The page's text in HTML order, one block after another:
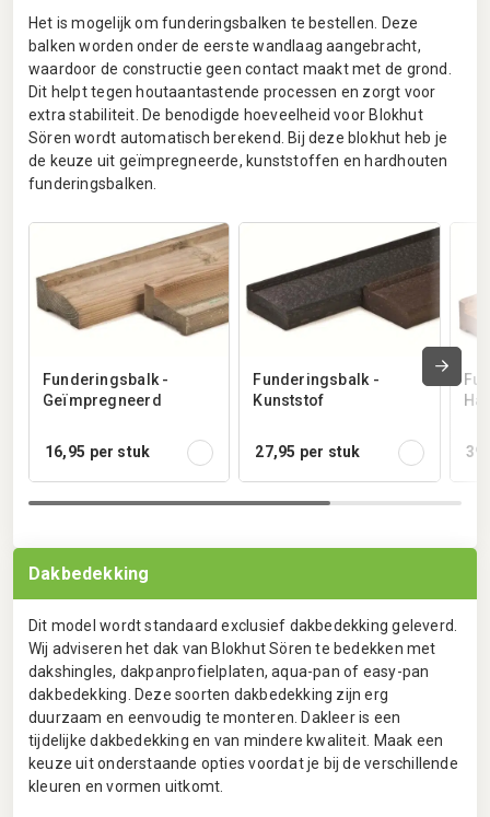
Het is mogelijk om funderingsbalken te bestellen. Deze
balken worden onder de eerste wandlaag aangebracht,
waardoor de constructie geen contact maakt met de grond.
Dit helpt tegen houtaantastende processen en zorgt voor
extra stabiliteit. De benodigde hoeveelheid voor Blokhut
Sören wordt automatisch berekend. Bij deze blokhut heb je
de keuze uit geïmpregneerde, kunststoffen en hardhouten
funderingsbalken.
Funderingsbalk -
Geïmpregneerd
16,95 per stuk
Funderingsbalk -
Kunststof
27,95 per stuk
Dakbedekking
Dit model wordt standaard exclusief dakbedekking geleverd.
Wij adviseren het dak van Blokhut Sören te bedekken met
dakshingles, dakpanprofielplaten, aqua-pan of easy-pan
dakbedekking. Deze soorten dakbedekking zijn erg
duurzaam en eenvoudig te monteren. Dakleer is een
tijdelijke dakbedekking en van mindere kwaliteit. Maak een
keuze uit onderstaande opties voordat je bij de verschillende
kleuren en vormen uitkomt.